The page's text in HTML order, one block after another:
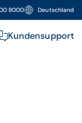
8000 Deutschland
Kundensupport